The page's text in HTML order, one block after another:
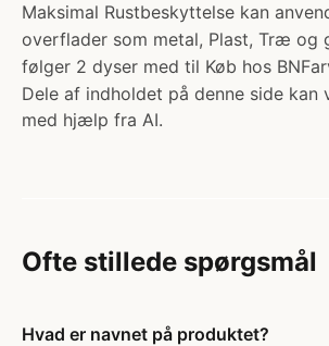
Maksimal Rustbeskyttelse kan
overflader som metal, Plast, Træ og
følger 2 dyser med til Køb hos
Dele af indholdet på denne side kan
med hjælp fra AI.
Ofte stillede spørgsmål
Hvad er navnet på produktet?